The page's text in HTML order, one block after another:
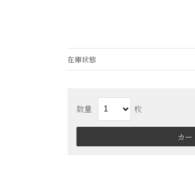
在庫状態
数量 枚